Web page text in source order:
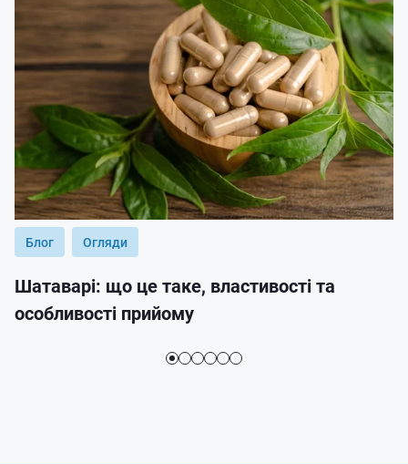
Блог Огляди
Шатаварі: що це таке, властивості та
особливості прийому